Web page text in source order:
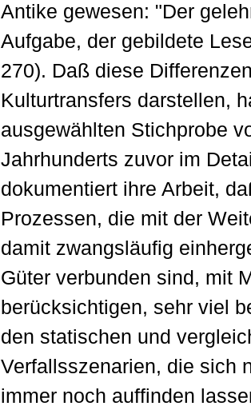
Antike gewesen: "Der
Aufgabe, der gebildete
270). Daß diese
Kulturtransfers darstellen,
ausgewählten Stichprobe
Jahrhunderts zuvor im
dokumentiert ihre Arbeit,
Prozessen, die mit der
damit zwangsläufig
Güter verbunden sind, mit
berücksichtigen, sehr viel
den statischen und
Verfallsszenarien, die sich
immer noch auffinden